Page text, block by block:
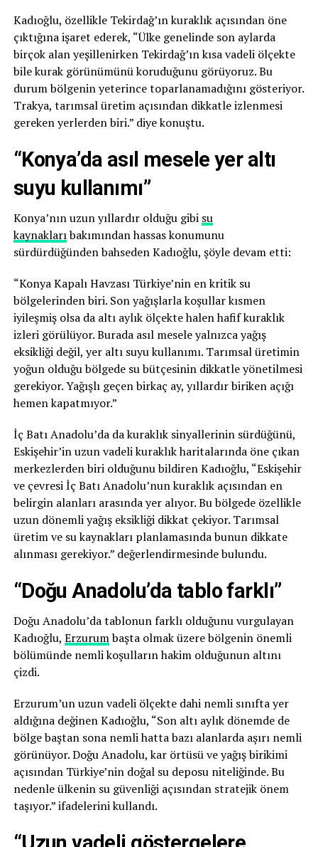
Kadıoğlu, özellikle Tekirdağ’ın kuraklık açısından öne
çıktığına işaret ederek, “Ülke genelinde son aylarda
birçok alan yeşillenirken Tekirdağ’ın kısa vadeli ölçekte
bile kurak görünümünü koruduğunu görüyoruz. Bu
durum bölgenin yeterince toparlanamadığını gösteriyor.
Trakya, tarımsal üretim açısından dikkatle izlenmesi
gereken yerlerden biri.” diye konuştu.
“Konya’da asıl mesele yer altı
suyu kullanımı”
Konya’nın uzun yıllardır olduğu gibi su
kaynaklarıbakımından hassas konumunu
sürdürdüğünden bahseden Kadıoğlu, şöyle devam etti:
“Konya Kapalı Havzası Türkiye’nin en kritik su
bölgelerinden biri. Son yağışlarla koşullar kısmen
iyileşmiş olsa da altı aylık ölçekte halen hafif kuraklık
izleri görülüyor. Burada asıl mesele yalnızca yağış
eksikliği değil, yer altı suyu kullanımı. Tarımsal üretimin
yoğun olduğu bölgede su bütçesinin dikkatle yönetilmesi
gerekiyor. Yağışlı geçen birkaç ay, yıllardır biriken açığı
hemen kapatmıyor.”
İç Batı Anadolu’da da kuraklık sinyallerinin sürdüğünü,
Eskişehir’in uzun vadeli kuraklık haritalarında öne çıkan
merkezlerden biri olduğunu bildiren Kadıoğlu, “Eskişehir
ve çevresi İç Batı Anadolu’nun kuraklık açısından en
belirgin alanları arasında yer alıyor. Bu bölgede özellikle
uzun dönemli yağış eksikliği dikkat çekiyor. Tarımsal
üretim ve su kaynakları planlamasında bunun dikkate
alınması gerekiyor.” değerlendirmesinde bulundu.
“Doğu Anadolu’da tablo farklı”
Doğu Anadolu’da tablonun farklı olduğunu vurgulayan
Kadıoğlu, Erzurumbaşta olmak üzere bölgenin önemli
bölümünde nemli koşulların hakim olduğunun altını
çizdi.
Erzurum’un uzun vadeli ölçekte dahi nemli sınıfta yer
aldığına değinen Kadıoğlu, “Son altı aylık dönemde de
bölge baştan sona nemli hatta bazı alanlarda aşırı nemli
görünüyor. Doğu Anadolu, kar örtüsü ve yağış birikimi
açısından Türkiye’nin doğal su deposu niteliğinde. Bu
nedenle ülkenin su güvenliği açısından stratejik önem
taşıyor.” ifadelerini kullandı.